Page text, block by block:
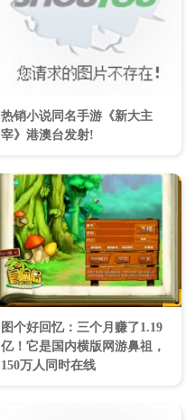
热销小说同名手游《新大主
宰》港澳台发射!
图个好回忆：三个月赚了1.19
亿！它是国内横版网游鼻祖，
150万人同时在线